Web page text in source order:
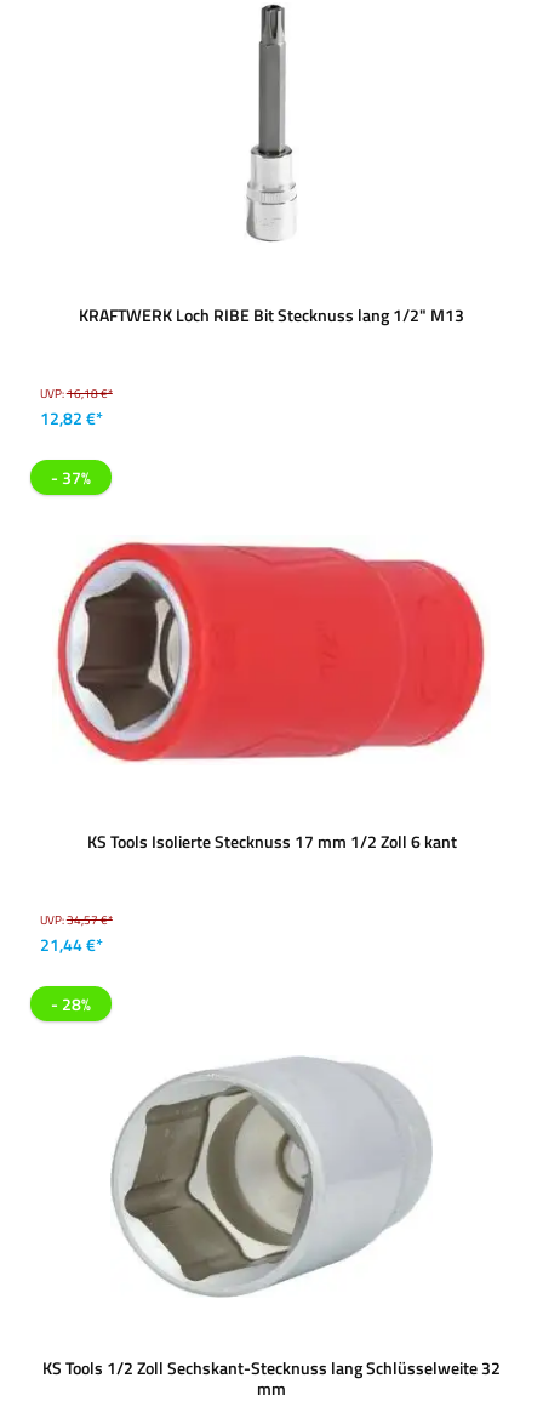
KRAFTWERK Loch RIBE Bit Stecknuss lang 1/2" M13
UVP:16,18 €*
12,82 €*
- 37%
KS Tools Isolierte Stecknuss 17 mm 1/2 Zoll 6 kant
UVP:34,57 €*
21,44 €*
- 28%
KS Tools 1/2 Zoll Sechskant-Stecknuss lang Schlüsselweite 32
mm